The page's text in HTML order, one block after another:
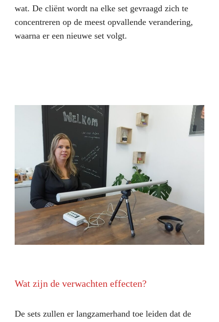
wat. De cliënt wordt na elke set gevraagd zich te
concentreren op de meest opvallende verandering,
waarna er een nieuwe set volgt.
Wat zijn de verwachten effecten?
De sets zullen er langzamerhand toe leiden dat de